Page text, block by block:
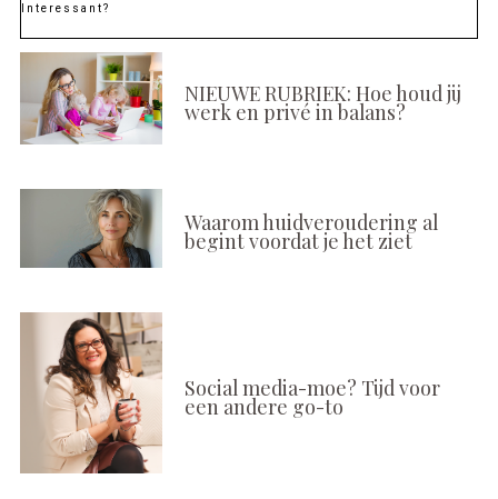
Interessant?
NIEUWE RUBRIEK: Hoe houd jij
werk en privé in balans?
Waarom huidveroudering al
begint voordat je het ziet
Social media-moe? Tijd voor
een andere go-to